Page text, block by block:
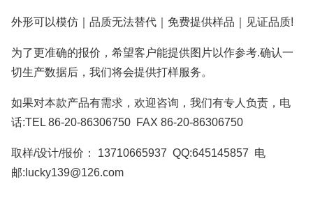
外形可以模仿｜品质无法替代｜免费提供样品｜见证品质!
为了更准确的报价，希望客户能提供图片以作参考.确认一
切生产数据后，我们将会提供打样服务。
如果对本款产品有需求，欢迎咨询，我们有专人负责，电
话:TEL 86-20-86306750 FAX 86-20-86306750
取样/设计/报价： 13710665937 QQ:645145857 电
邮:lucky139@126.com